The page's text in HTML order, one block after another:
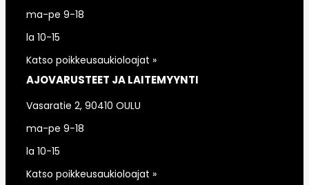
ma-pe 9-18
la 10-15
Katso poikkeusaukioloajat »
AJOVARUSTEET JA LAITEMYYNTI
Vasaratie 2, 90410 OULU
ma-pe 9-18
la 10-15
Katso poikkeusaukioloajat »